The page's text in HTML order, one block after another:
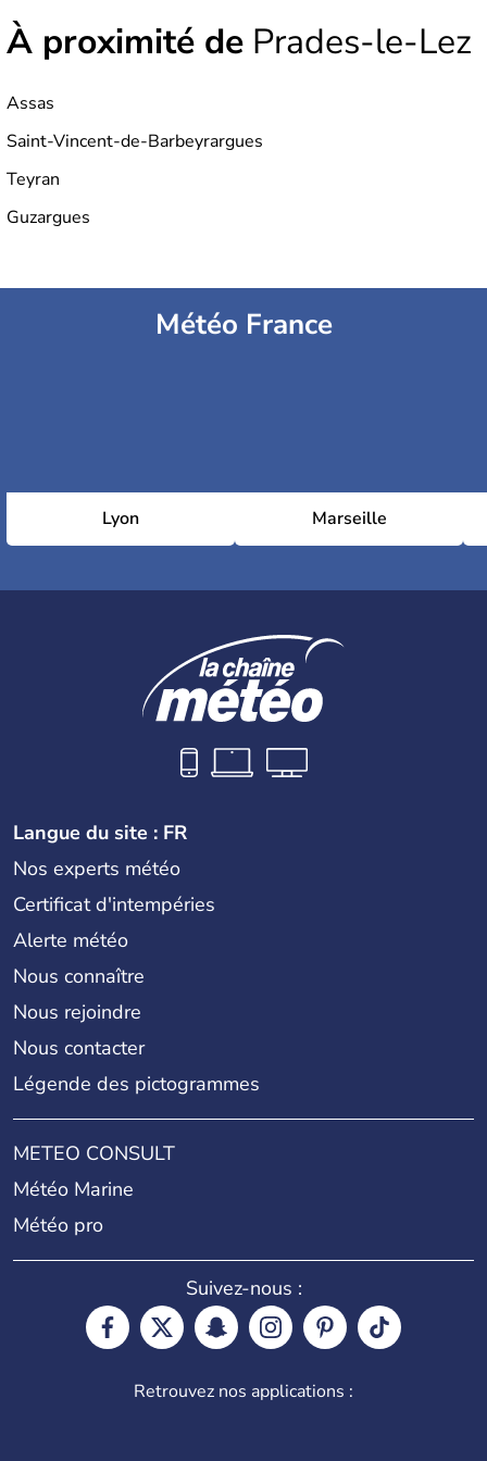
jalonné l’histoire locale, parmi lesquelles la révolution
bourgeoise de Toulouse en 1189, les guerres des
À proximité de Prades-le-Lez
Assas
Saint-Vincent-de-Barbeyrargues
Teyran
Guzargues
Météo France
Lyon Marseille
Langue du site : FR
Nos experts météo
Certificat d'intempéries
Alerte météo
Nous connaître
Nous rejoindre
Nous contacter
Légende des pictogrammes
METEO CONSULT
Météo Marine
Météo pro
Suivez-nous :
Retrouvez nos applications :